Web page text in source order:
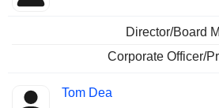
Director/Board
Corporate Officer/
Tom Dea